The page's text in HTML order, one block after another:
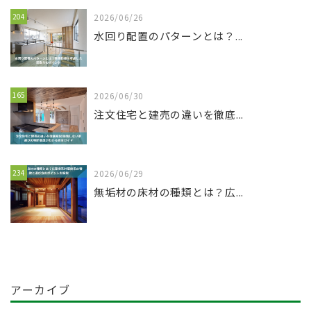
204 2026/06/26
水回り配置のパターンとは？...
165 2026/06/30
注文住宅と建売の違いを徹底...
234 2026/06/29
無垢材の床材の種類とは？広...
アーカイブ